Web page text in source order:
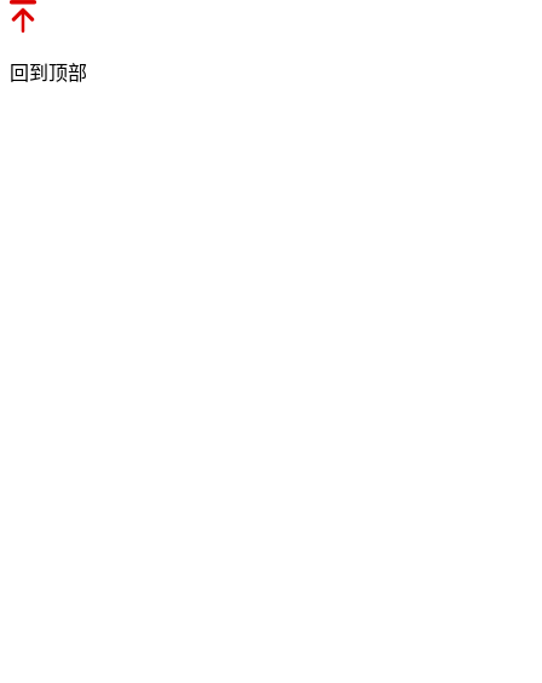
回到顶部